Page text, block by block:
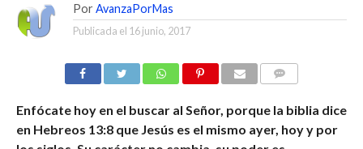
Por AvanzaPorMas
Publicada el 16 junio, 2017
Enfócate hoy en el buscar al Señor, porque la biblia dice
en Hebreos 13:8 que Jesús es el mismo ayer, hoy y por